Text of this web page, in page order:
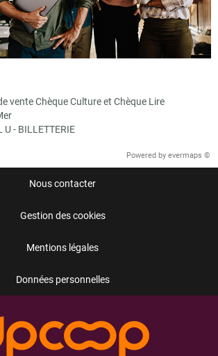
vente Chèque Culture et Chèque Lire
U - BILLETTERIE
Powered by evermaps ©
Nous contacter
Gestion des cookies
Mentions légales
Données personnelles